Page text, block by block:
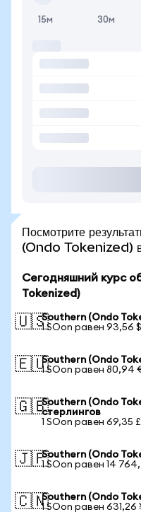
15м 30м
Посмотрите
(Ondo Tokenized) в
Сегодняшний курс
Tokenized)
🇺🇸Southern (Ondo
1 SOon равен 93,56 $
🇪🇺Southern (Ondo
1 SOon равен 80,94
🇬🇧Southern (Ondo
стерлингов
1 SOon равен 69,35 £
🇯🇵Southern (Ondo
1 SOon равен 14
🇨🇳Southern (Ondo
1 SOon равен 631,26